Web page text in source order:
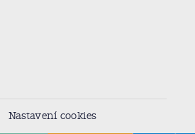
Nastavení cookies